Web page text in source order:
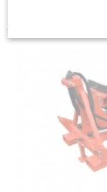
Heggenscharen
Kipwagens
Balkmaaiers
Acrobaten
Weideslepen
Bodemvlakkers